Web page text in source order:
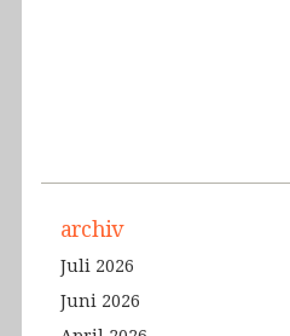
archiv
Juli 2026
Juni 2026